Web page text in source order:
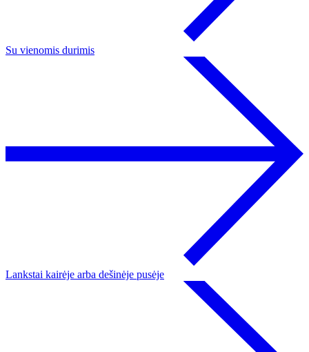
Su vienomis durimis
Lankstai kairėje arba dešinėje pusėje